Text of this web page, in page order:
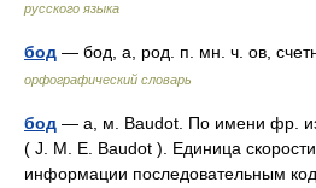
русского языка
бод — бод, а, род. п. мн. ч. ов,
орфографический словарь
бод — а, м. Baudot. По имени фр.
( J. M. E. Baudot ). Единица
информации последовательным